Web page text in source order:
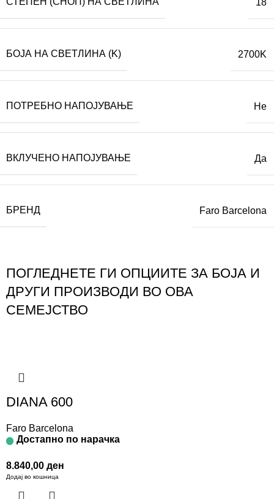
БОЈА НА СВЕТЛИНА (K) 2700K
ПОТРЕБНО НАПОЈУВАЊЕ Не
ВКЛУЧЕНО НАПОЈУВАЊЕ Да
БРЕНД Faro Barcelona
ПОГЛЕДНЕТЕ ГИ ОПЦИИТЕ ЗА БОЈА И
ДРУГИ ПРОИЗВОДИ ВО ОВА
СЕМЕЈСТВО
DIANA 600
Faro Barcelona
Достапно по нарачка
8.840,00 ден
Додај во кошница